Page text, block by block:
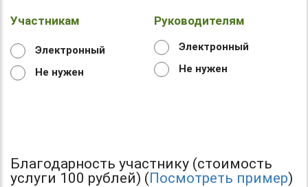
Участникам Руководителям
Электронный
Не нужен
Электронный
Не нужен
Благодарность участнику (стоимость
услуги 100 рублей) (Посмотреть пример)